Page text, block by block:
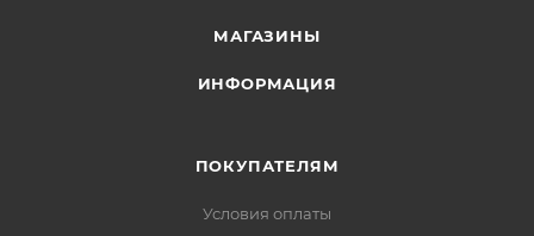
МАГАЗИНЫ
ИНФОРМАЦИЯ
ПОКУПАТЕЛЯМ
Условия оплаты